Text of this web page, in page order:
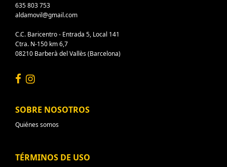
635 803 753
aldamovil@gmail.com
C.C. Baricentro - Entrada 5, Local 141
Ctra. N-150 km 6,7
08210 Barberà del Vallès (Barcelona)
SOBRE NOSOTROS
Quiénes somos
TÉRMINOS DE USO